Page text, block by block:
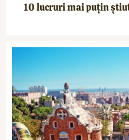
10 lucruri mai puțin